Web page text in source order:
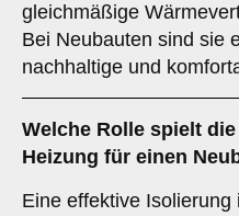
gleichmäßige
Bei Neubauten sind sie
nachhaltige und
Welche Rolle spielt
Heizung für einen
Eine effektive